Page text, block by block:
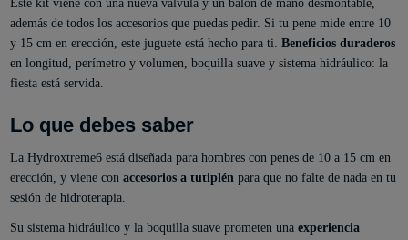
Este kit viene con una nueva válvula y un balón de mano desmontable,
además de todos los accesorios que puedas pedir. Si tu pene mide entre 10
y 15 cm en erección, este juguete está hecho para ti. Beneficios duraderos
en longitud, perímetro y volumen, boquilla suave y sistema hidráulico: la
fiesta está servida.
Lo que debes saber
La Hydroxtreme6 está diseñada para hombres con penes de 10 a 15 cm en
erección, y viene con accesorios a tutiplén para que no falte de nada en tu
sesión de hidroterapia.
Su sistema hidráulico y la boquilla suave prometen una experiencia